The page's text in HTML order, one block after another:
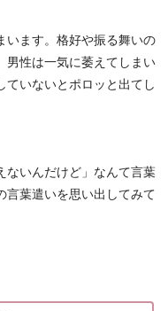
います。格好や振る舞いの
男性は一気に萎えてしまい
ていないとポロッと出てし
ないんだけど」なんて言葉
言葉遣いを思い出してみて